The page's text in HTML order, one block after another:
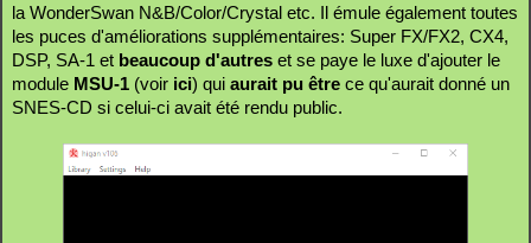
la WonderSwan N&B/Color/Crystal etc. Il émule également toutes
les puces d'améliorations supplémentaires: Super FX/FX2, CX4,
DSP, SA-1 et beaucoup d'autres et se paye le luxe d'ajouter le
module MSU-1 (voir ici) qui aurait pu être ce qu'aurait donné un
SNES-CD si celui-ci avait été rendu public.